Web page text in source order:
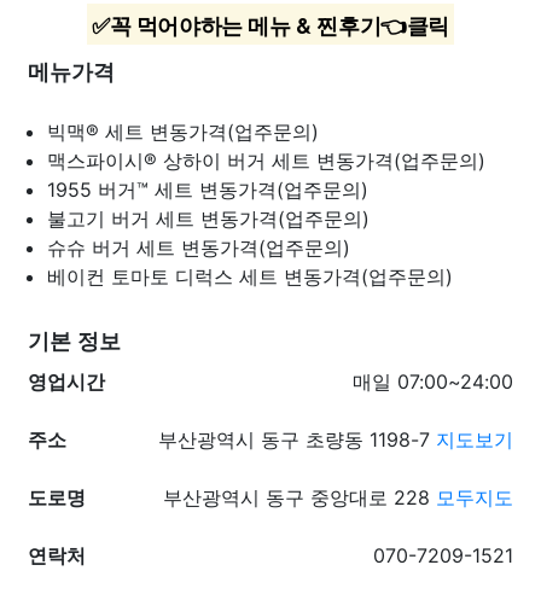
✅꼭 먹어야하는 메뉴 & 찐후기👈클릭
메뉴가격
빅맥® 세트 변동가격(업주문의)
맥스파이시® 상하이 버거 세트 변동가격(업주문의)
1955 버거™ 세트 변동가격(업주문의)
불고기 버거 세트 변동가격(업주문의)
슈슈 버거 세트 변동가격(업주문의)
베이컨 토마토 디럭스 세트 변동가격(업주문의)
기본 정보
영업시간
매일 07:00~24:00
주소 부산광역시 동구 초량동 1198-7 지도보기
도로명 부산광역시 동구 중앙대로 228 모두지도
연락처 070-7209-1521